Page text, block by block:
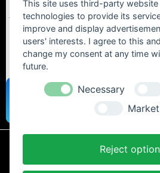
* Alle Preise inkl. gesetzl. Mehrwertsteuer
Nachnahmegebühren, wenn nicht anders
This site uses third-party website
technologies to provide its
improve and display
users' interests. I agree to this
change my consent at any time
future.
Necessary
Reject